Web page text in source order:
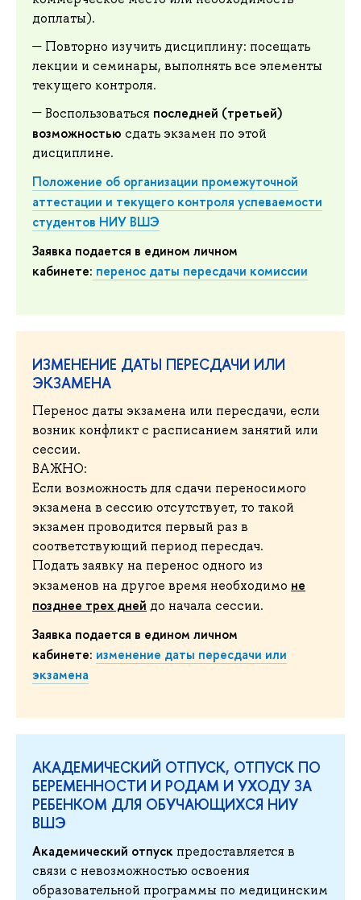
доплаты).
Повторно изучить дисциплину: посещать
лекции и семинары, выполнять все элементы
текущего контроля.
Воспользоваться последней (третьей)
возможностью сдать экзамен по этой
дисциплине.
Положение об организации промежуточной
аттестации и текущего контроля успеваемости
студентов НИУ ВШЭ
Заявка подается в едином личном
кабинете: перенос даты пересдачи комиссии
ИЗМЕНЕНИЕ ДАТЫ ПЕРЕСДАЧИ ИЛИ
ЭКЗАМЕНА
Перенос даты экзамена или пересдачи, если
возник конфликт с расписанием занятий или
сессии.
ВАЖНО:
Если возможность для сдачи переносимого
экзамена в сессию отсутствует, то такой
экзамен проводится первый раз в
соответствующий период пересдач.
Подать заявку на перенос одного из
экзаменов на другое время необходимо не
позднее трех дней до начала сессии.
Заявка подается в едином личном
кабинете: изменение даты пересдачи или
экзамена
АКАДЕМИЧЕСКИЙ ОТПУСК, ОТПУСК ПО
БЕРЕМЕННОСТИ И РОДАМ И УХОДУ ЗА
РЕБЕНКОМ ДЛЯ ОБУЧАЮЩИХСЯ НИУ
ВШЭ
Академический отпуск предоставляется в
связи с невозможностью освоения
образовательной программы по медицинским